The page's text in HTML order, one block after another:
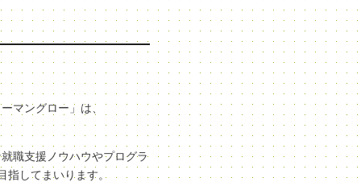
マングロー」は、
職支援ノウハウやプログラ
指してまいります。